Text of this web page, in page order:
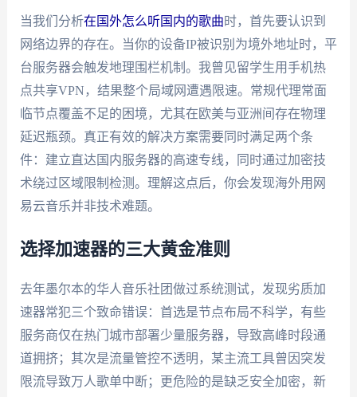
当我们分析在国外怎么听国内的歌曲时，首先要认识到
网络边界的存在。当你的设备IP被识别为境外地址时，平
台服务器会触发地理围栏机制。我曾见留学生用手机热
点共享VPN，结果整个局域网遭遇限速。常规代理常面
临节点覆盖不足的困境，尤其在欧美与亚洲间存在物理
延迟瓶颈。真正有效的解决方案需要同时满足两个条
件：建立直达国内服务器的高速专线，同时通过加密技
术绕过区域限制检测。理解这点后，你会发现海外用网
易云音乐并非技术难题。
选择加速器的三大黄金准则
去年墨尔本的华人音乐社团做过系统测试，发现劣质加
速器常犯三个致命错误：首选是节点布局不科学，有些
服务商仅在热门城市部署少量服务器，导致高峰时段通
道拥挤；其次是流量管控不透明，某主流工具曾因突发
限流导致万人歌单中断；更危险的是缺乏安全加密，新